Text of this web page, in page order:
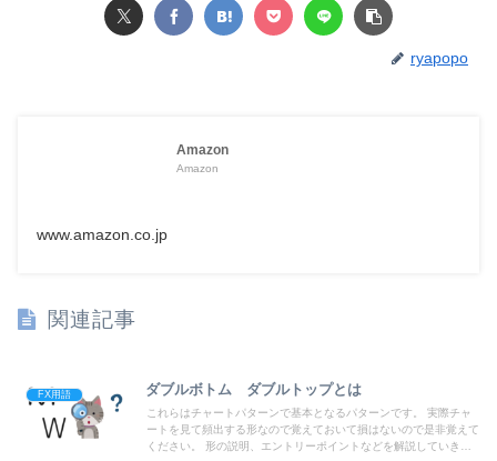
ryapopo
Amazon
Amazon
www.amazon.co.jp
関連記事
FX用語 ダブルボトム ダブルトップとは
これらはチャートパターンで基本となるパターンです。 実際チャ
ートを見て頻出する形なので覚えておいて損はないので是非覚えて
ください。 形の説明、エントリーポイントなどを解説していきた